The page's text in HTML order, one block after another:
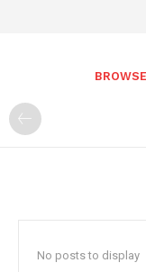
No posts to display